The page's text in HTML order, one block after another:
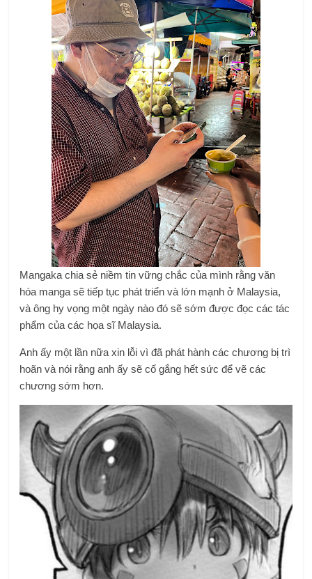
Mangaka chia sẻ niềm tin vững chắc của mình rằng văn
hóa manga sẽ tiếp tục phát triển và lớn mạnh ở Malaysia,
và ông hy vọng một ngày nào đó sẽ sớm được đọc các tác
phẩm của các họa sĩ Malaysia.
Anh ấy một lần nữa xin lỗi vì đã phát hành các chương bị trì
hoãn và nói rằng anh ấy sẽ cố gắng hết sức để vẽ các
chương sớm hơn.